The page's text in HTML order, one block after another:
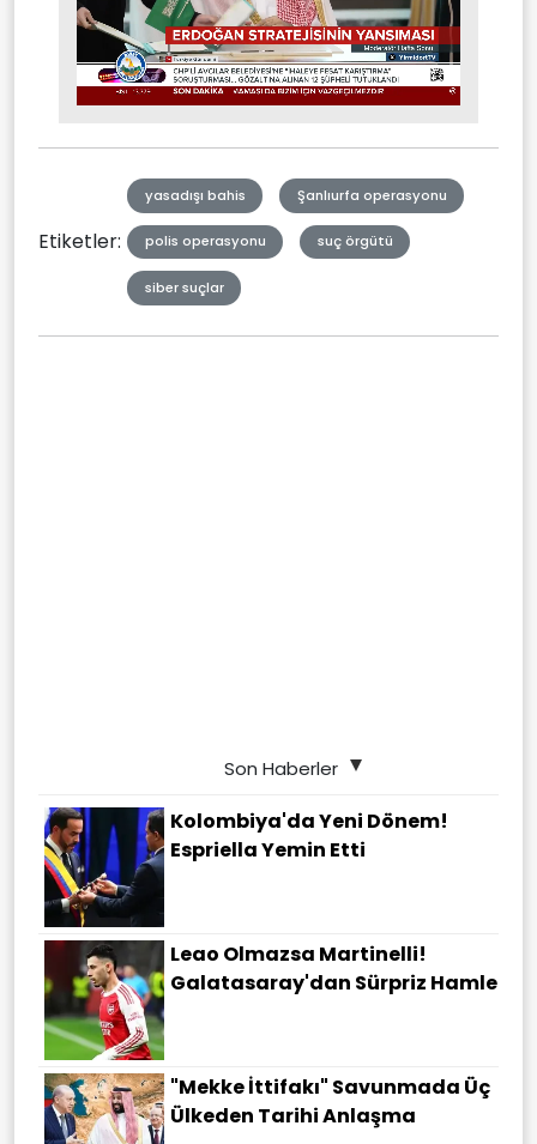
Mute Stream
Etiketler:
yasadışı bahis Şanlıurfa operasyonu
polis operasyonu suç örgütü
siber suçlar
Son Haberler
Kolombiya'da Yeni Dönem!
Espriella Yemin Etti
Leao Olmazsa Martinelli!
Galatasaray'dan Sürpriz Hamle
"Mekke İttifakı" Savunmada Üç
Ülkeden Tarihi Anlaşma